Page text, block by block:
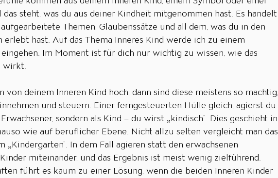
steht, was du aus deiner Kindheit mitgenommen hast. Es handelt
Themen, Glaubenssätze und all dem, was du in den
erlebt hast. Auf das Thema Inneres Kind werde ich zu einem
Im Moment ist für dich nur wichtig zu wissen, wie das
wirkt.
von deinem Inneren Kind hoch, dann sind diese meistens so mächtig,
und steuern. Einer ferngesteuerten Hülle gleich, agierst du
sondern als Kind – du wirst „kindisch“. Dies geschieht in
wie auf beruflicher Ebene. Nicht allzu selten vergleicht man das
„Kindergarten“. In dem Fall agieren statt den erwachsenen
miteinander, und das Ergebnis ist meist wenig zielführend.
führt es kaum zu einer Lösung, wenn die beiden Inneren Kinder